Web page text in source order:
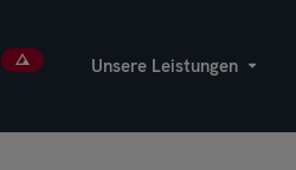
Unsere Leistungen